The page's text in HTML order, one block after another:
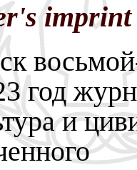
imprint
год
и